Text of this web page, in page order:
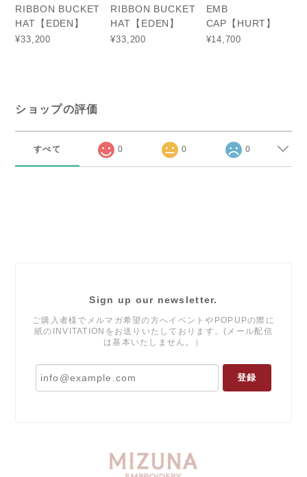
RIBBON BUCKET
HAT【EDEN】
¥33,200
RIBBON BUCKET
HAT【EDEN】
¥33,200
EMB
CAP【HURT】
¥14,700
ショップの評価
すべて 0 0 0
Sign up our newsletter.
ご購入者様でメルマガ希望の方へイベントやPOPUPの際に
紙のINVITATIONをお送りいたしております。(メール配信
は基本いたしません。）
登録